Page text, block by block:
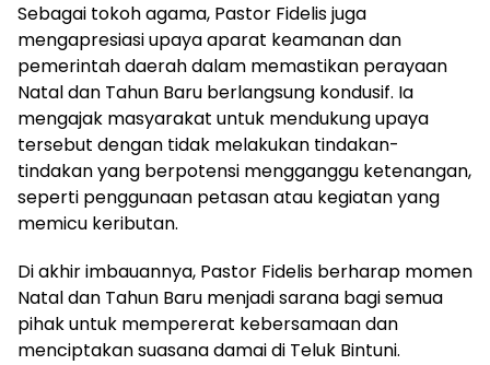
Sebagai tokoh agama, Pastor Fidelis juga
mengapresiasi upaya aparat keamanan dan
pemerintah daerah dalam memastikan perayaan
Natal dan Tahun Baru berlangsung kondusif. Ia
mengajak masyarakat untuk mendukung upaya
tersebut dengan tidak melakukan tindakan-
tindakan yang berpotensi mengganggu ketenangan,
seperti penggunaan petasan atau kegiatan yang
memicu keributan.
Di akhir imbauannya, Pastor Fidelis berharap momen
Natal dan Tahun Baru menjadi sarana bagi semua
pihak untuk mempererat kebersamaan dan
menciptakan suasana damai di Teluk Bintuni.